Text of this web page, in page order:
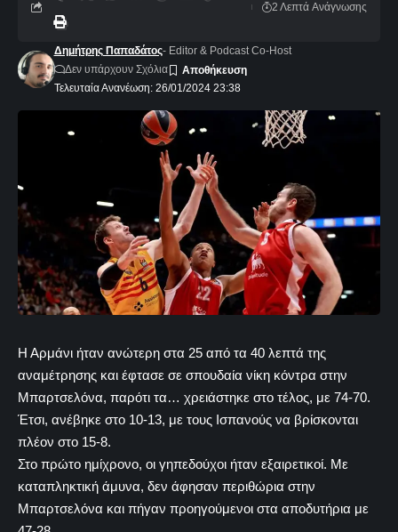
Τελευταία Ανανέωση: 26/01/2024 23:38
Δημήτρης Παπαδάτος- Editor & Podcast Co-Host
Δεν υπάρχουν Σχόλια
2 Λεπτά Aνάγνωσης
Η Αρμάνι ήταν ανώτερη στα 25 από τα 40 λεπτά της
αναμέτρησης και έφτασε σε σπουδαία νίκη κόντρα στην
Μπαρτσελόνα, παρότι τα… χρειάστηκε στο τέλος, με 74-70.
Έτσι, ανέβηκε στο 10-13, με τους Ισπανούς να βρίσκονται
πλέον στο 15-8.
Στο πρώτο ημίχρονο, οι γηπεδούχοι ήταν εξαιρετικοί. Με
καταπληκτική άμυνα, δεν άφησαν περιθώρια στην
Μπαρτσελόνα και πήγαν προηγούμενοι στα αποδυτήρια με